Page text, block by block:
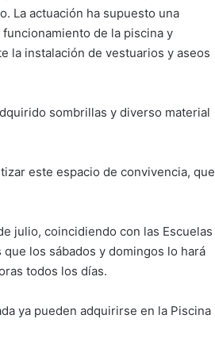
La actuación ha supuesto una
de la piscina y
la instalación de vestuarios y aseos
sombrillas y diverso material
este espacio de convivencia, que
julio, coincidiendo con las Escuelas
los sábados y domingos lo hará
todos los días.
ya pueden adquirirse en la Piscina